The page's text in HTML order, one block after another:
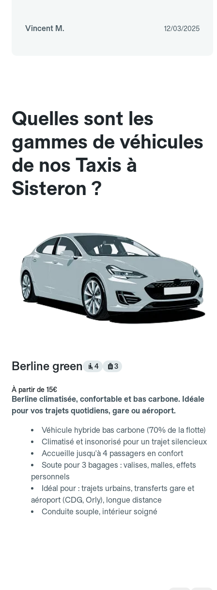
Vincent M. 12/03/2025
Quelles sont les
gammes de véhicules
de nos Taxis à
Sisteron ?
Berline green 4 3
À partir de 15€
Berline climatisée, confortable et bas carbone. Idéale
pour vos trajets quotidiens, gare ou aéroport.
Véhicule hybride bas carbone (70% de la flotte)
Climatisé et insonorisé pour un trajet silencieux
Accueille jusqu'à 4 passagers en confort
Soute pour 3 bagages : valises, malles, effets
personnels
Idéal pour : trajets urbains, transferts gare et
aéroport (CDG, Orly), longue distance
Conduite souple, intérieur soigné